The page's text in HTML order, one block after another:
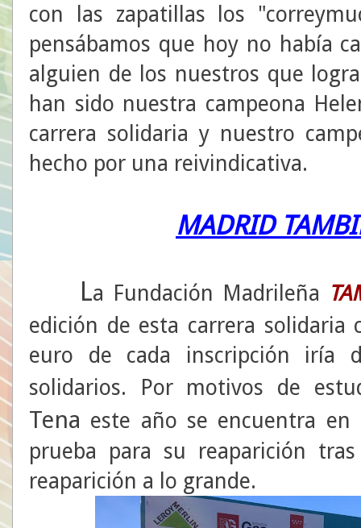
con las zapatillas los
pensábamos que hoy no había
alguien de los nuestros que
han sido nuestra campeona
carrera solidaria y nuestro
hecho por una reivindicativa.
MADRID
La Fundación Madrileña
edición de esta carrera
euro de cada inscripción iría
solidarios. Por motivos de
Tena este año se encuentra
prueba para su reaparición
reaparición a lo grande.